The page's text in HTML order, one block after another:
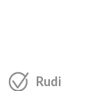
Rudi